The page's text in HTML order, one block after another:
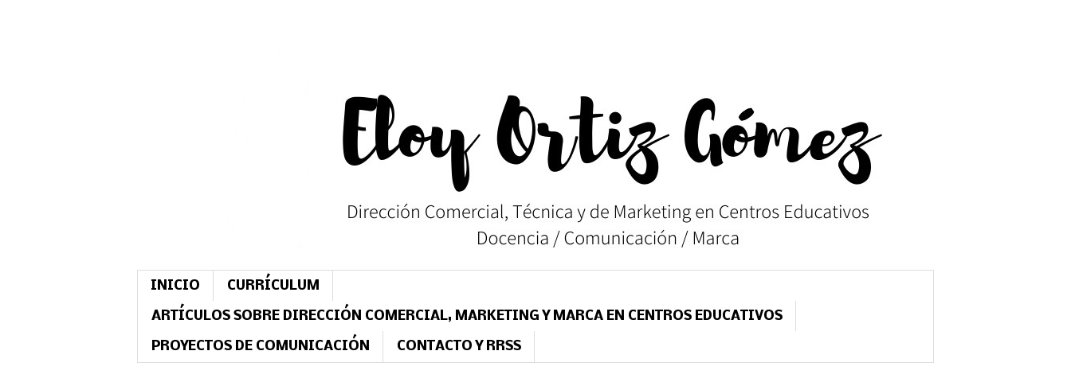
INICIO CURRÍCULUM
ARTÍCULOS SOBRE DIRECCIÓN COMERCIAL, MARKETING Y MARCA EN CENTROS EDUCATIVOS
PROYECTOS DE COMUNICACIÓN CONTACTO Y RRSS